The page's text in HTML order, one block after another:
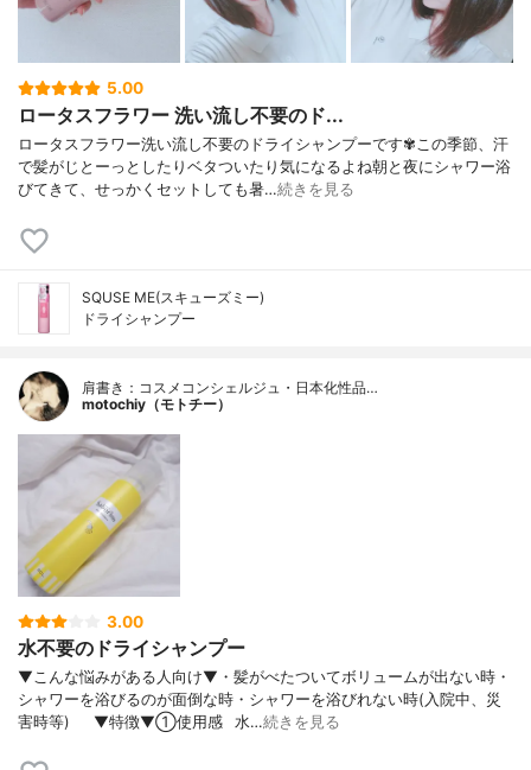
5.00
ロータスフラワー 洗い流し不要のド...
ロータスフラワー洗い流し不要のドライシャンプーです✾この季節、汗
で髪がじとーっとしたりベタついたり気になるよね朝と夜にシャワー浴
びてきて、せっかくセットしても暑…続きを見る
SQUSE ME(スキューズミー)
ドライシャンプー
肩書き：コスメコンシェルジュ・日本化性品…
motochiy（モトチー）
3.00
水不要のドライシャンプー
▼こんな悩みがある人向け▼・髪がべたついてボリュームが出ない時・
シャワーを浴びるのが面倒な時・シャワーを浴びれない時(入院中、災
害時等)⠀⠀▼特徴▼①使用感⠀水…続きを見る